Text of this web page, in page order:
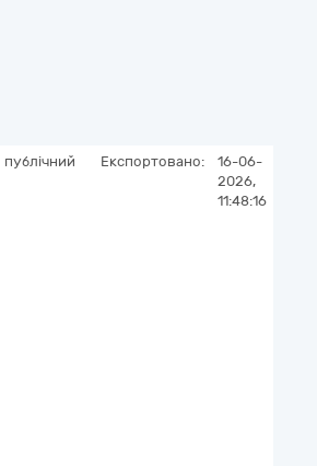
публічний Експортовано:
16-06-
2026,
11:48:16